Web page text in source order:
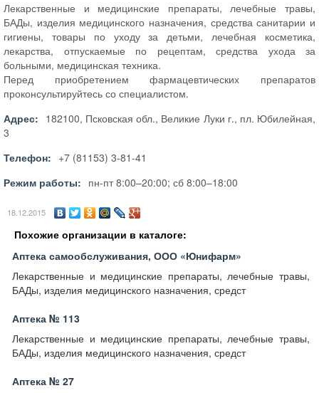
Лекарственные и медицинские препараты, лечебные травы,
БАДы, изделия медицинского назначения, средства санитарии и
гигиены, товары по уходу за детьми, лечебная косметика,
лекарства, отпускаемые по рецептам, средства ухода за
больными, медицинская техника.
Перед приобретением фармацевтических препаратов
проконсультируйтесь со специалистом.
Адрес: 182100, Псковская обл., Великие Луки г., пл. Юбилейная,
3
Телефон: +7 (81153) 3-81-41
Режим работы: пн-пт 8:00–20:00; сб 8:00–18:00
18.12.2015
Похожие организации в каталоге:
Аптека самообслуживания, ООО «Юнифарм»
Лекарственные и медицинские препараты, лечебные травы,
БАДы, изделия медицинского назначения, средст
Аптека № 113
Лекарственные и медицинские препараты, лечебные травы,
БАДы, изделия медицинского назначения, средст
Аптека № 27